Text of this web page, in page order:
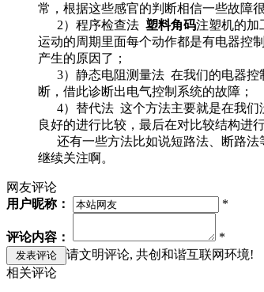
常，根据这些感官的判断相信一些故障
2）程序检查法 塑料角码注塑机的加
运动的周期里面每个动作都是有电器控
产生的原因了；
3）静态电阻测量法 在我们的电器控
断，借此诊断出电气控制系统的故障；
4）替代法 这个方法主要就是在我们
良好的进行比较，最后在对比较结构进
还有一些方法比如说短路法、断路法
继续关注啊。
网友评论
用户昵称：
*
评论内容：
*
请文明评论, 共创和谐互联网环境!
相关评论